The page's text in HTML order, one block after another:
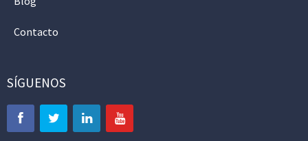
Contacto
SÍGUENOS